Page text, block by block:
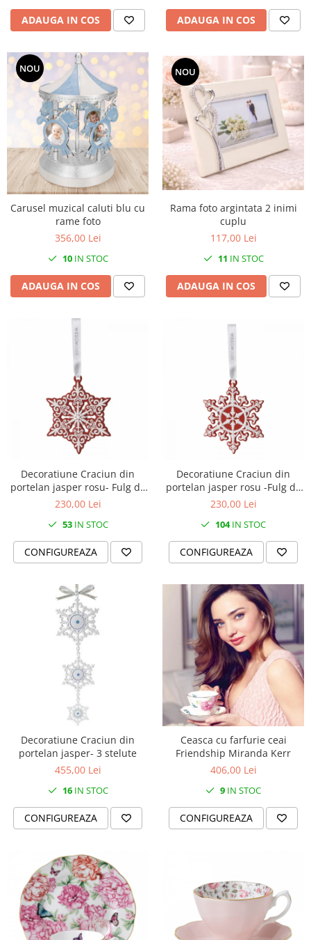
ADAUGA IN COS ADAUGA IN COS
NOU
Carusel muzical caluti blu cu
rame foto
356,00 Lei
10IN STOC
ADAUGA IN COS
NOU
Rama foto argintata 2 inimi
cuplu
117,00 Lei
11 IN STOC
ADAUGA IN COS
Decoratiune Craciun din
portelan jasper rosu- Fulg de
nea Pierced
230,00 Lei
53IN STOC
CONFIGUREAZA
Decoratiune Craciun din
portelan jasper rosu -Fulg de
nea neoclassic
230,00 Lei
104IN STOC
CONFIGUREAZA
Decoratiune Craciun din
portelan jasper- 3 stelute
455,00 Lei
16IN STOC
CONFIGUREAZA
Ceasca cu farfurie ceai
Friendship Miranda Kerr
406,00 Lei
9 IN STOC
CONFIGUREAZA